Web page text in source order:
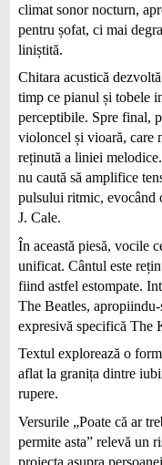
climat sonor nocturn,
pentru șofat, ci mai
liniștită.
Chitara acustică
timp ce pianul și tobele
perceptibile. Spre final,
violoncel și vioară, care
reținută a liniei
nu caută să amplifice
pulsului ritmic, evocând
J. Cale.
În această piesă, vocile
unificat. Cântul este
fiind astfel estompate.
The Beatles,
expresivă specifică The
Textul explorează o
aflat la granița dintre
rupere.
Versurile „Poate că ar
permite asta” relevă un
proiecta asupra